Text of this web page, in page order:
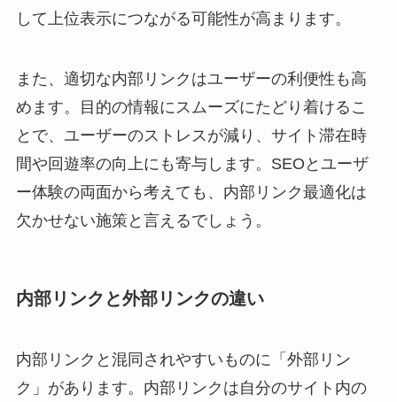
して上位表示につながる可能性が高まります。
また、適切な内部リンクはユーザーの利便性も高
めます。目的の情報にスムーズにたどり着けるこ
とで、ユーザーのストレスが減り、サイト滞在時
間や回遊率の向上にも寄与します。SEOとユーザ
ー体験の両面から考えても、内部リンク最適化は
欠かせない施策と言えるでしょう。
内部リンクと外部リンクの違い
内部リンクと混同されやすいものに「外部リン
ク」があります。内部リンクは自分のサイト内の